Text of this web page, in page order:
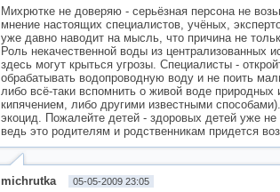
Михрютке не доверяю - серьёзная персона не
мнение настоящих специалистов, учёных,
уже давно наводит на мысль, что причина не
Роль некачественной воды из централизованных
здесь могут крыться угрозы. Специалисты -
обрабатывать водопроводную воду и не поить
либо всё-таки вспомнить о живой воде
кипячением, либо другими известными
экоцид. Пожалейте детей - здоровых детей уже
ведь это родителям и родственникам придется
michrutka 05-05-2009 23:05